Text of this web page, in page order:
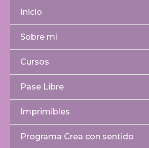
contenido
Inicio
Sobre mí
Cursos
Pase Libre
Imprimibles
Programa Crea con sentido